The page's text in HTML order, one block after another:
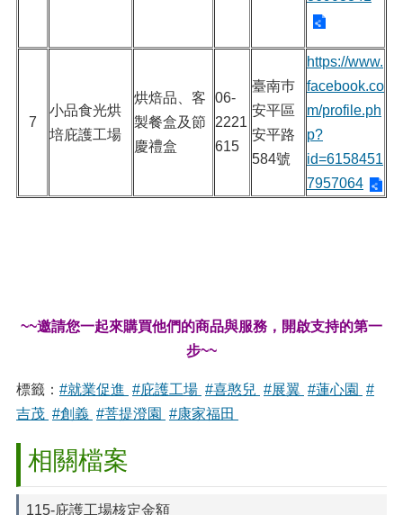
7
小品食光烘
培庇護工場
烘焙品、客
製餐盒及節
慶禮盒
06-
2221
615
臺南巿
安平區
安平路
584號
https://www.
facebook.co
m/profile.ph
p?
id=6158451
7957064
~~邀請您一起來購買他們的商品與服務，開啟支持的第一
步~~
標籤： #就業促進 #庇護工場 #喜憨兒 #展翼 #蓮心園
#
吉茂 #創義 #菩提澄園 #康家福田
相關檔案
115-庇護工場核定金額